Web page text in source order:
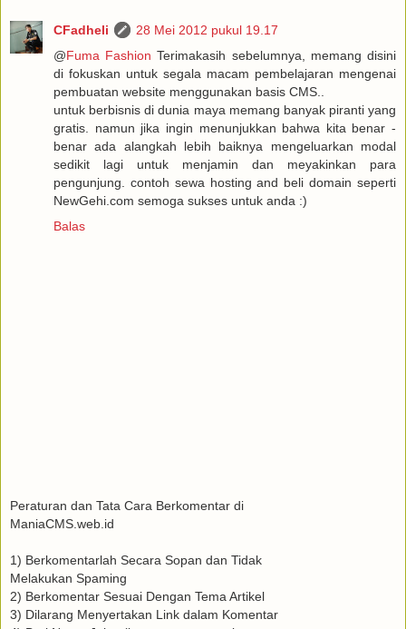
CFadheli
28 Mei 2012 pukul 19.17
@Fuma Fashion Terimakasih sebelumnya, memang disini
di fokuskan untuk segala macam pembelajaran mengenai
pembuatan website menggunakan basis CMS..
untuk berbisnis di dunia maya memang banyak piranti yang
gratis. namun jika ingin menunjukkan bahwa kita benar -
benar ada alangkah lebih baiknya mengeluarkan modal
sedikit lagi untuk menjamin dan meyakinkan para
pengunjung. contoh sewa hosting and beli domain seperti
NewGehi.com semoga sukses untuk anda :)
Balas
Peraturan dan Tata Cara Berkomentar di
ManiaCMS.web.id
1) Berkomentarlah Secara Sopan dan Tidak
Melakukan Spaming
2) Berkomentar Sesuai Dengan Tema Artikel
3) Dilarang Menyertakan Link dalam Komentar